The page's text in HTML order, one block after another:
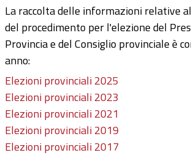
La raccolta delle informazioni relative
del procedimento per l'elezione del
Provincia e del Consiglio provinciale è
anno:
Elezioni provinciali 2025
Elezioni provinciali 2023
Elezioni provinciali 2021
Elezioni provinciali 2019
Elezioni provinciali 2017